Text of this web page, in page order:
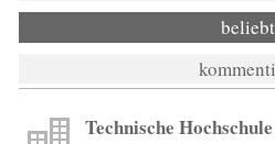
beliebt
Technische